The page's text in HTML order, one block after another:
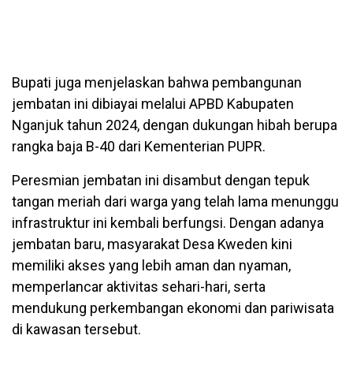
Bupati juga menjelaskan bahwa pembangunan
jembatan ini dibiayai melalui APBD Kabupaten
Nganjuk tahun 2024, dengan dukungan hibah berupa
rangka baja B-40 dari Kementerian PUPR.
Peresmian jembatan ini disambut dengan tepuk
tangan meriah dari warga yang telah lama menunggu
infrastruktur ini kembali berfungsi. Dengan adanya
jembatan baru, masyarakat Desa Kweden kini
memiliki akses yang lebih aman dan nyaman,
memperlancar aktivitas sehari-hari, serta
mendukung perkembangan ekonomi dan pariwisata
di kawasan tersebut.